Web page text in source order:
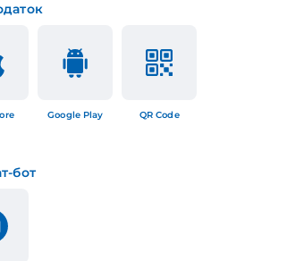
Google Play QR Code
бот